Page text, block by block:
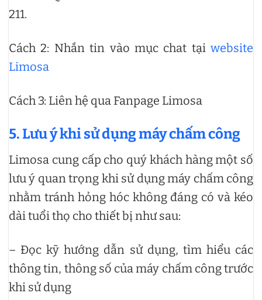
211.
Cách 2: Nhắn tin vào mục chat tại website
Limosa
Cách 3: Liên hệ qua Fanpage Limosa
5. Lưu ý khi sử dụng máy chấm công
Limosa cung cấp cho quý khách hàng một số
lưu ý quan trọng khi sử dụng máy chấm công
nhằm tránh hỏng hóc không đáng có và kéo
dài tuổi thọ cho thiết bị như sau:
– Đọc kỹ hướng dẫn sử dụng, tìm hiểu các
thông tin, thông số của máy chấm công trước
khi sử dụng